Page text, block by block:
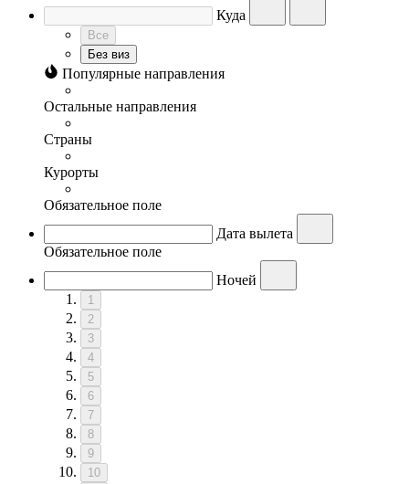
Куда
Все
Без виз
Популярные направления
Остальные направления
Страны
Курорты
Обязательное поле
Дата вылета
Обязательное поле
Ночей
1
2
3
4
5
6
7
8
9
10